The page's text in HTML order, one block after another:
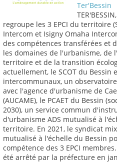
Ter'Bessin
regroupe les 3 EPCI du territoire
Intercom et Isigny Omaha
des compétences transférées et
les domaines de l'urbanisme, de
territoire et de la transition
actuellement, le SCOT du Bessin
intercommunaux, un
avec l'agence d'urbanisme de
(AUCAME), le PCAET du Bessin
2030), un service commun
d'urbanisme ADS mutualisé à
territoire. En 2021, le syndicat
mutualisé à l'échelle du Bessin
compétence des 3 EPCI
été arrêté par la préfecture en